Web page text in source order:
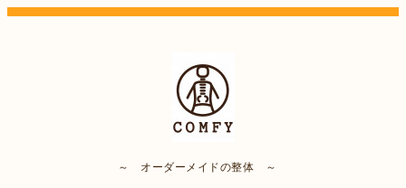
～ オーダーメイドの整体 ～